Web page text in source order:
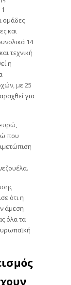
ομάδες
και
14
τεχνική
η
με 25
για
που
ότι η
άμεση
όλα τα